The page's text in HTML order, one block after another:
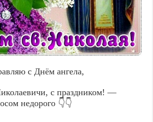
с Днём ангела,
с праздником! —
недорого 👇👇